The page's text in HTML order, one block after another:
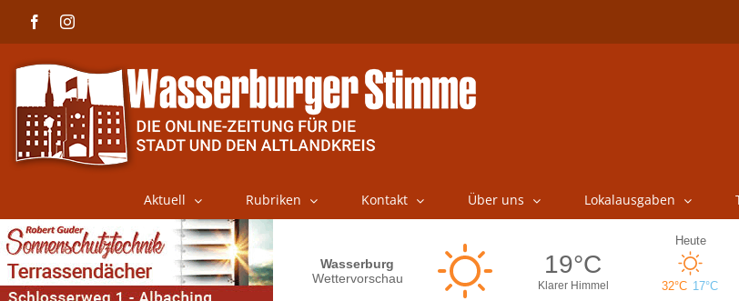
FacebookInstagram
Aktuell Rubriken Kontakt Über uns Lokalausgaben